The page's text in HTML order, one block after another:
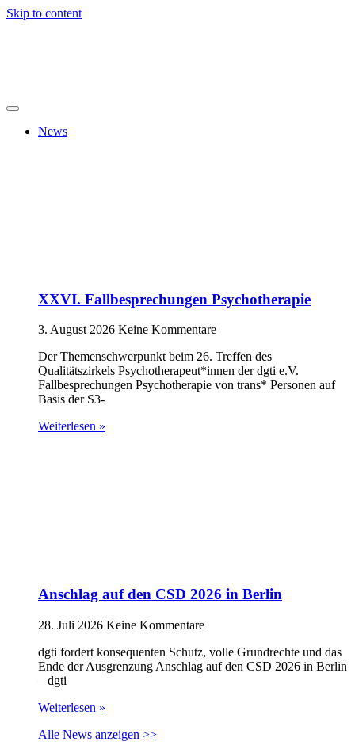
Skip to content
News
XXVI. Fallbesprechungen Psychotherapie
3. August 2026 Keine Kommentare
Der Themenschwerpunkt beim 26. Treffen des
Qualitätszirkels Psychotherapeut*innen der dgti e.V.
Fallbesprechungen Psychotherapie von trans* Personen auf
Basis der S3-
Weiterlesen »
Anschlag auf den CSD 2026 in Berlin
28. Juli 2026 Keine Kommentare
dgti fordert konsequenten Schutz, volle Grundrechte und das
Ende der Ausgrenzung Anschlag auf den CSD 2026 in Berlin
– dgti
Weiterlesen »
Alle News anzeigen >>